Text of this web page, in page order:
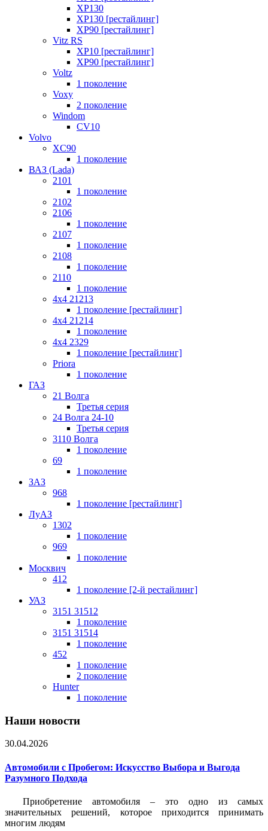
XP130
XP130 [рестайлинг]
XP90 [рестайлинг]
Vitz RS
XP10 [рестайлинг]
XP90 [рестайлинг]
Voltz
1 поколение
Voxy
2 поколение
Windom
СV10
Volvo
XC90
1 поколение
ВАЗ (Lada)
2101
1 поколение
2102
2106
1 поколение
2107
1 поколение
2108
1 поколение
2110
1 поколение
4x4 21213
1 поколение [рестайлинг]
4x4 21214
1 поколение
4x4 2329
1 поколение [рестайлинг]
Priora
1 поколение
ГАЗ
21 Волга
Третья серия
24 Волга 24-10
Третья серия
3110 Волга
1 поколение
69
1 поколение
ЗАЗ
968
1 поколение [рестайлинг]
ЛуАЗ
1302
1 поколение
969
1 поколение
Москвич
412
1 поколение [2-й рестайлинг]
УАЗ
3151 31512
1 поколение
3151 31514
1 поколение
452
1 поколение
2 поколение
Hunter
1 поколение
Наши новости
30.04.2026
Автомобили с Пробегом: Искусство Выбора и Выгода
Разумного Подхода
Приобретение автомобиля – это одно из самых
значительных решений, которое приходится принимать
многим людям